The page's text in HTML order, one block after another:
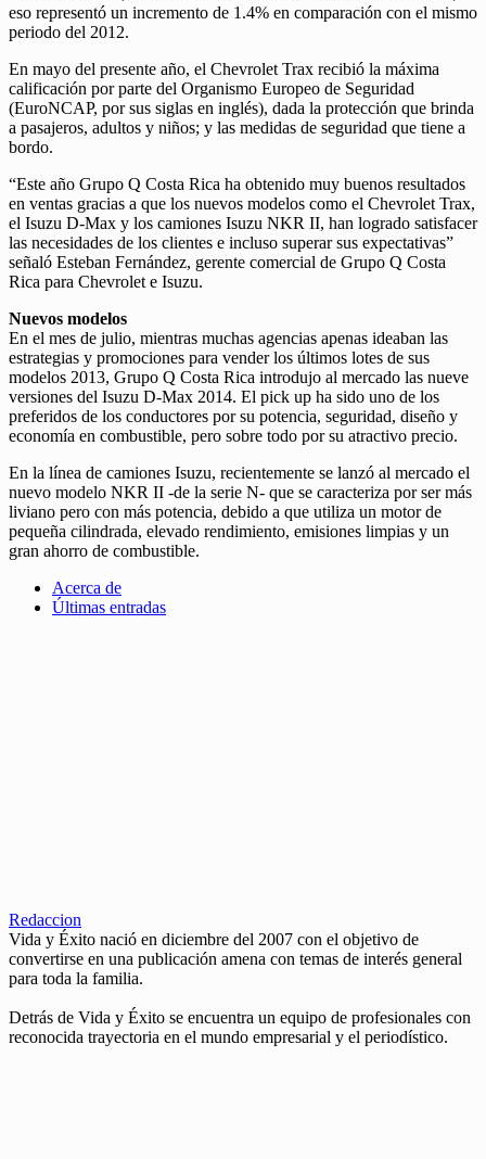
eso representó un incremento de 1.4% en comparación con el mismo
periodo del 2012.
En mayo del presente año, el Chevrolet Trax recibió la máxima
calificación por parte del Organismo Europeo de Seguridad
(EuroNCAP, por sus siglas en inglés), dada la protección que brinda
a pasajeros, adultos y niños; y las medidas de seguridad que tiene a
bordo.
“Este año Grupo Q Costa Rica ha obtenido muy buenos resultados
en ventas gracias a que los nuevos modelos como el Chevrolet Trax,
el Isuzu D-Max y los camiones Isuzu NKR II, han logrado satisfacer
las necesidades de los clientes e incluso superar sus expectativas”
señaló Esteban Fernández, gerente comercial de Grupo Q Costa
Rica para Chevrolet e Isuzu.
Nuevos modelos
En el mes de julio, mientras muchas agencias apenas ideaban las
estrategias y promociones para vender los últimos lotes de sus
modelos 2013, Grupo Q Costa Rica introdujo al mercado las nueve
versiones del Isuzu D-Max 2014. El pick up ha sido uno de los
preferidos de los conductores por su potencia, seguridad, diseño y
economía en combustible, pero sobre todo por su atractivo precio.
En la línea de camiones Isuzu, recientemente se lanzó al mercado el
nuevo modelo NKR II -de la serie N- que se caracteriza por ser más
liviano pero con más potencia, debido a que utiliza un motor de
pequeña cilindrada, elevado rendimiento, emisiones limpias y un
gran ahorro de combustible.
Acerca de
Últimas entradas
Redaccion
Vida y Éxito nació en diciembre del 2007 con el objetivo de
convertirse en una publicación amena con temas de interés general
para toda la familia.
Detrás de Vida y Éxito se encuentra un equipo de profesionales con
reconocida trayectoria en el mundo empresarial y el periodístico.